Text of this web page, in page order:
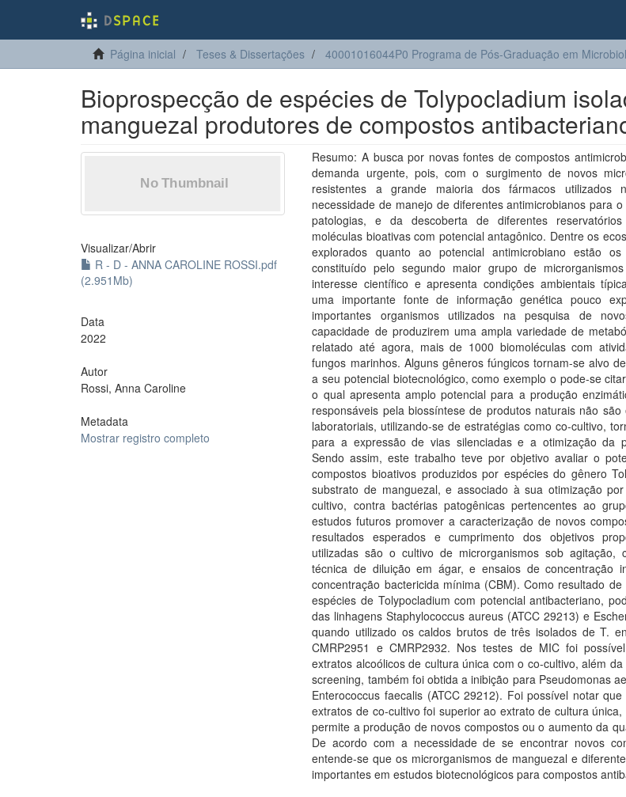
Página inicial Teses & Dissertações 40001016044P0 Programa de Pós-Graduação em
Bioprospecção de espécies de Tolypocladium
manguezal produtores de compostos
Visualizar/Abrir
R - D - ANNA CAROLINE ROSSI.pdf
(2.951Mb)
Data
2022
Autor
Rossi, Anna Caroline
Metadata
Mostrar registro completo
Resumo: A busca por novas fontes de compostos
demanda urgente, pois, com o surgimento de novos
resistentes a grande maioria dos fármacos
necessidade de manejo de diferentes antimicrobianos para
patologias, e da descoberta de diferentes
moléculas bioativas com potencial antagônico. Dentre os
explorados quanto ao potencial antimicrobiano estão
constituído pelo segundo maior grupo de
interesse científico e apresenta condições ambientais
uma importante fonte de informação genética pouco
importantes organismos utilizados na pesquisa de
capacidade de produzirem uma ampla variedade de
relatado até agora, mais de 1000 biomoléculas com
fungos marinhos. Alguns gêneros fúngicos tornam-se alvo
a seu potencial biotecnológico, como exemplo o pode-se
o qual apresenta amplo potencial para a produção
responsáveis pela biossíntese de produtos naturais não
laboratoriais, utilizando-se de estratégias como co-cultivo,
para a expressão de vias silenciadas e a otimização da
Sendo assim, este trabalho teve por objetivo avaliar o
compostos bioativos produzidos por espécies do gênero
substrato de manguezal, e associado à sua otimização
cultivo, contra bactérias patogênicas pertencentes ao
estudos futuros promover a caracterização de novos
resultados esperados e cumprimento dos objetivos
utilizadas são o cultivo de microrganismos sob agitação,
técnica de diluição em ágar, e ensaios de concentração
concentração bactericida mínima (CBM). Como resultado
espécies de Tolypocladium com potencial antibacteriano,
das linhagens Staphylococcus aureus (ATCC 29213) e
quando utilizado os caldos brutos de três isolados de T.
CMRP2951 e CMRP2932. Nos testes de MIC foi
extratos alcoólicos de cultura única com o co-cultivo, além
screening, também foi obtida a inibição para Pseudomonas
Enterococcus faecalis (ATCC 29212). Foi possível notar
extratos de co-cultivo foi superior ao extrato de cultura
permite a produção de novos compostos ou o aumento da
De acordo com a necessidade de se encontrar novos
entende-se que os microrganismos de manguezal e
importantes em estudos biotecnológicos para compostos